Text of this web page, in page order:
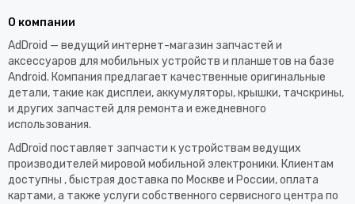
О компании
AdDroid — ведущий интернет-магазин запчастей и
аксессуаров для мобильных устройств и планшетов на базе
Android. Компания предлагает качественные оригинальные
детали, такие как дисплеи, аккумуляторы, крышки, тачскрины,
и других запчастей для ремонта и ежедневного
использования.​
AdDroid поставляет запчасти к устройствам ведущих
производителей мировой мобильной электроники. Клиентам
доступны , быстрая доставка по Москве и России, оплата
картами, а также услуги собственного сервисного центра по